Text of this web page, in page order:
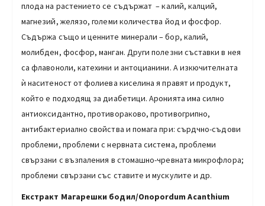
плода на растението се съдържат – калий, калций,
магнезий, желязо, големи количества йод и фосфор.
Съдържа също и ценните минерали – бор, калий,
молибден, фосфор, манган. Други полезни съставки в нея
са флавоноли, катехини и антоцианини. А изкючителната
ѝ наситеност от фолиева киселина я правят и продукт,
който е подходящ за диабетици. Аронията има силно
антиоксидантно, противораково, противогрипно,
антибактериално свойства и помага при: сърдчно-съдови
проблеми, проблеми с нервната система, проблеми
свързани с възпаления в стомашно-чревната микрофлора;
проблеми свързани със ставите и мускулите и др.
Екстракт Магарешки бодил/Onopordum Acanthium